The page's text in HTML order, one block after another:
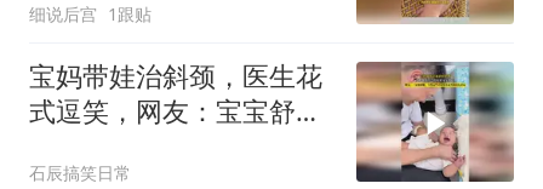
细说后宫 1跟贴
宝妈带娃治斜颈，医生花
式逗笑，网友：宝宝舒服
石辰搞笑日常